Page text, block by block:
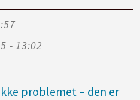
- 13:02
problemet – den er